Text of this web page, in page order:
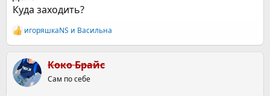
Куда заходить?
Р
е
к
ц
и
игоряшкаNS и Васильна
Коко Брайс
Сам по себе